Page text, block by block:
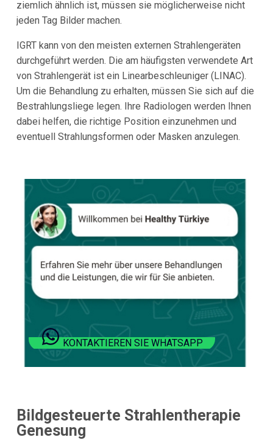
ziemlich ähnlich ist, müssen sie möglicherweise nicht
jeden Tag Bilder machen.
IGRT kann von den meisten externen Strahlengeräten
durchgeführt werden. Die am häufigsten verwendete Art
von Strahlengerät ist ein Linearbeschleuniger (LINAC).
Um die Behandlung zu erhalten, müssen Sie sich auf die
Bestrahlungsliege legen. Ihre Radiologen werden Ihnen
dabei helfen, die richtige Position einzunehmen und
eventuell Strahlungsformen oder Masken anzulegen.
KONTAKTIEREN SIE WHATSAPP
Bildgesteuerte Strahlentherapie
Genesung